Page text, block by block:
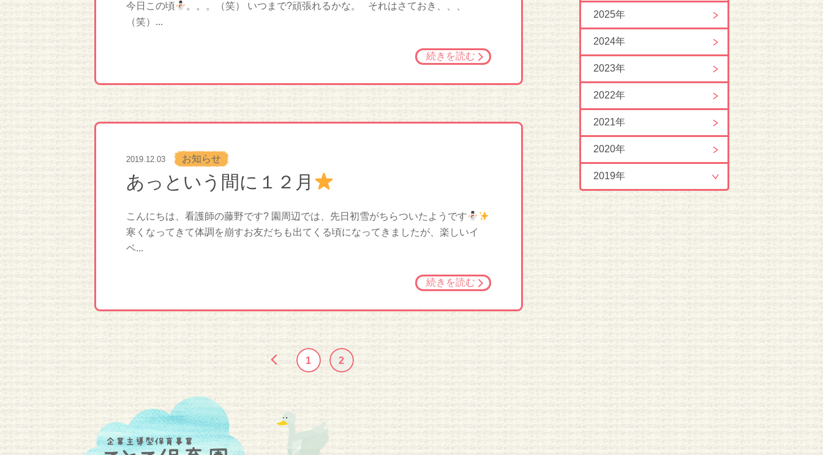
今日この頃
。。。（笑） いつまで?頑張れるかな。 それはさておき、、、
（笑）...
続きを読む
2019.12.03 お知らせ
あっという間に１２月
こんにちは、看護師の藤野です? 園周辺では、先日初雪がちらついたようです
寒くなってきて体調を崩すお友だちも出てくる頃になってきましたが、楽しいイ
ベ...
続きを読む
1 2
2025年
2024年
2023年
2022年
2021年
2020年
2019年